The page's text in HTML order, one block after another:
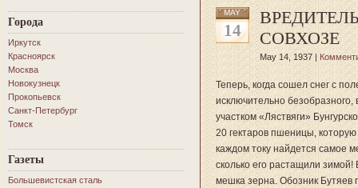
Города
Иркутск
Красноярск
Москва
Новокузнецк
Прокопьевск
Санкт-Петербург
Томск
Газеты
Большевистская сталь
MAY
14
СОВХОЗЕ
May 14, 1937 |
Теперь, когда сошел снег с
исключительно безобразного,
участком «Ляствяги»
20 гектаров пшеницы,
каждом токунайдется самое
сколько его растащили
мешка зерна. Обозник Бутяев